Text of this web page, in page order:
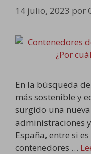
14 julio, 2023 por
En la búsqueda
más sostenible y
surgido una
administraciones
España, entre si
contenedores …